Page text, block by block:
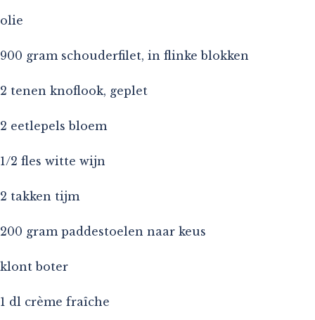
olie
900 gram schouderfilet, in flinke blokken
2 tenen knoflook, geplet
2 eetlepels bloem
1/2 fles witte wijn
2 takken tijm
200 gram paddestoelen naar keus
klont boter
1 dl crème fraîche